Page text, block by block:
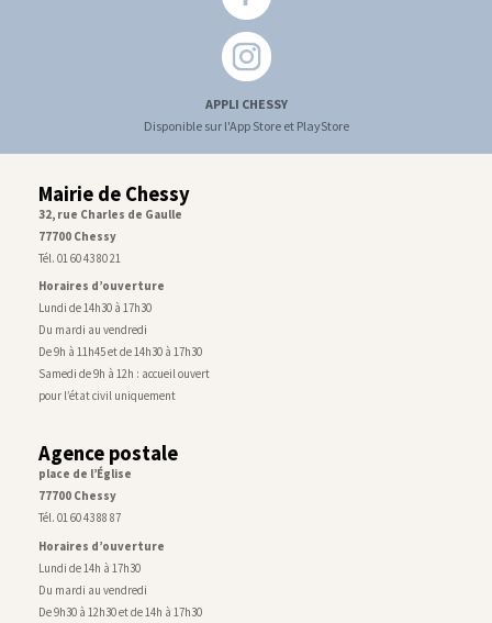
APPLI CHESSY
Disponible sur l'App Store et PlayStore
Mairie de Chessy
32, rue Charles de Gaulle
77700 Chessy
Tél. 01 60 43 80 21
Horaires d’ouverture
Lundi de 14h30 à 17h30
Du mardi au vendredi
De 9h à 11h45 et de 14h30 à 17h30
Samedi de 9h à 12h : accueil ouvert
pour l’état civil uniquement
Agence postale
place de l’Église
77700 Chessy
Tél. 01 60 43 88 87
Horaires d’ouverture
Lundi de 14h à 17h30
Du mardi au vendredi
De 9h30 à 12h30 et de 14h à 17h30